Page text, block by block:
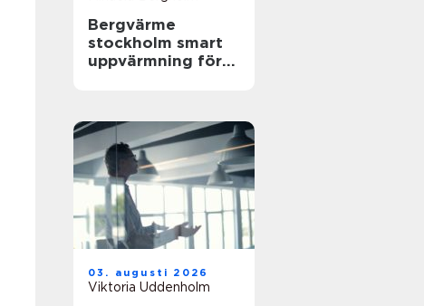
Bergvärme
stockholm smart
uppvärmning för
03. augusti 2026
Viktoria Uddenholm